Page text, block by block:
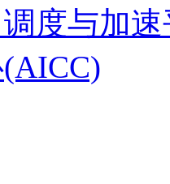
度与加